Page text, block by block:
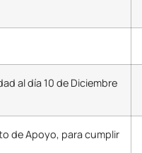
al día 10 de Diciembre
de Apoyo, para cumplir